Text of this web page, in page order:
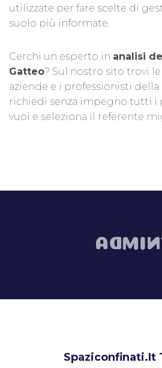
utilizzate per fare scelte di
suolo più informate.
Cerchi un esperto in analisi
Gatteo? Sul nostro sito trovi
aziende e i professionisti della
richiedi senza impegno tutti i
vuoi e seleziona il referente
Spaziconfinati.it